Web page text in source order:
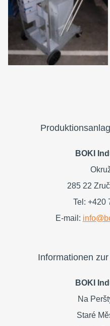
BOKI
285 22
Tel: +420
E-mail:
Informationen
BOKI
Na
Staré